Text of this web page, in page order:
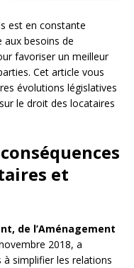
est en constante
besoins de
favoriser un meilleur
Cet article vous
évolutions législatives
le droit des locataires
et
de l’Aménagement
2018, a
simplifier les relations